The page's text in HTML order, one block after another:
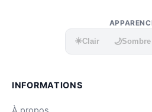
☀️Clair 🌙Sombre
INFORMATIONS
À propos